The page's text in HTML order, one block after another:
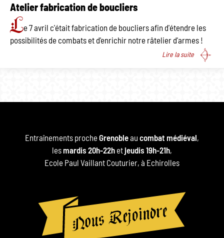
Atelier fabrication de boucliers
Le 7 avril c'était fabrication de boucliers afin d'étendre les
possibilités de combats et d'enrichir notre râtelier d'armes !
Lire la suite
Entraînements procheGrenobleau combat médiéval ,
les mardis 20h-22h etjeudis 19h-21h,
Ecole Paul Vaillant Couturier, à Echirolles